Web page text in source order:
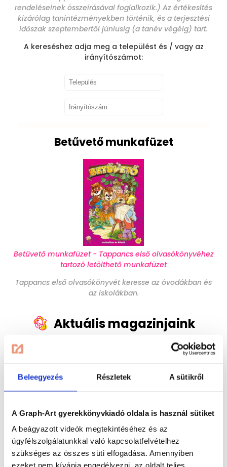
Beleegyezés Részletek A sütikről
A Graph-Art gyerekkönyvkiadó oldala is használ sütiket
A beágyazott videók megtekintéséhez és az
ügyfélszolgálatunkkal való kapcsolatfelvételhez
szükséges az összes süti elfogadása. Amennyiben
ezeket nem kívánja engedélyezni, az oldalt teljes
rendeléseinek összeírásával foglalkozik.) Az értékesítés
kizárólag tanintézményekben történik, és a terjesztési
időszak szeptembertől júniusig (a tanév végéig) tart.
A kereséshez adja meg a települést és / vagy az
irányítószámot:
Betűvető munkafüzet
Betűvető munkafüzet - Tappancs első olvasókönyvéhez
tartozó letölthető munkafüzet
Tappancs első olvasókönyvét keresse az óvodákban és
az iskolákban.
Aktuális magazinjaink
Immár 20 éve készítünk izgalmas, szórakoztató
fejlesztését segítik és egyaránt jól használhatóak mind
családi körben, mind az oktatási intézményekben.
Lapozzon bele: